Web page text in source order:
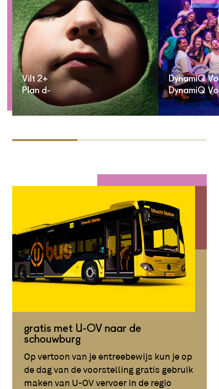
Vilt 2+
Plan d-
DynamiQ
DynamiQ
gratis met U-OV naar de
schouwburg
Op vertoon van je entreebewijs kun je op
de dag van de voorstelling gratis gebruik
maken van U-OV vervoer in de regio